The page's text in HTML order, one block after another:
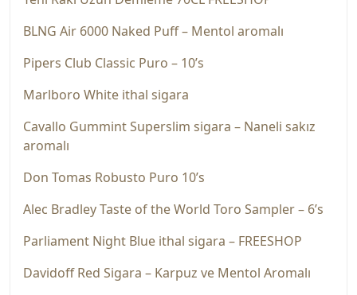
BLNG Air 6000 Naked Puff – Mentol aromalı
Pipers Club Classic Puro – 10’s
Marlboro White ithal sigara
Cavallo Gummint Superslim sigara – Naneli sakız
aromalı
Don Tomas Robusto Puro 10’s
Alec Bradley Taste of the World Toro Sampler – 6’s
Parliament Night Blue ithal sigara – FREESHOP
Davidoff Red Sigara – Karpuz ve Mentol Aromalı